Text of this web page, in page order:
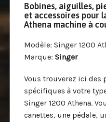
Bobines, aiguilles,
et accessoires pour
Athena machine à
Modèle: Singer 1200
Marque: Singer
Vous trouverez ici des
spécifiques à votre
Singer 1200 Athena.
canettes, une pédale,